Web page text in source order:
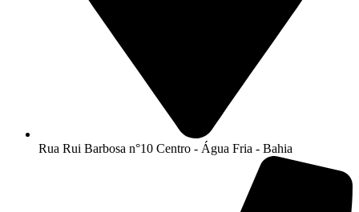
Rua Rui Barbosa n°10 Centro - Água Fria - Bahia